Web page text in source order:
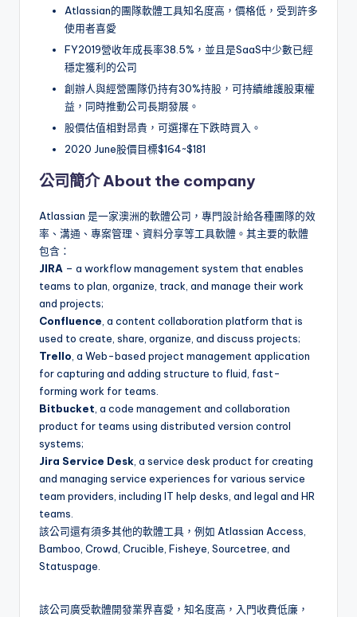
Atlassian的團隊軟體工具知名度高，價格低，受到許多
使用者喜愛
FY2019營收年成長率38.5%，並且是SaaS中少數已經
穩定獲利的公司
創辦人與經營團隊仍持有30%持股，可持續維護股東權
益，同時推動公司長期發展。
股價估值相對昂貴，可選擇在下跌時買入。
2020 June股價目標$164~$181
公司簡介 About the company
Atlassian 是一家澳洲的軟體公司，專門設計給各種團隊的效
率、溝通、專案管理、資料分享等工具軟體。其主要的軟體
包含：
JIRA – a workflow management system that enables
teams to plan, organize, track, and manage their work
and projects;
Confluence, a content collaboration platform that is
used to create, share, organize, and discuss projects;
Trello, a Web-based project management application
for capturing and adding structure to fluid, fast-
forming work for teams.
Bitbucket, a code management and collaboration
product for teams using distributed version control
systems;
Jira Service Desk, a service desk product for creating
and managing service experiences for various service
team providers, including IT help desks, and legal and HR
teams.
該公司還有須多其他的軟體工具，例如 Atlassian Access,
Bamboo, Crowd, Crucible, Fisheye, Sourcetree, and
Statuspage.
該公司廣受軟體開發業界喜愛，知名度高，入門收費低廉，